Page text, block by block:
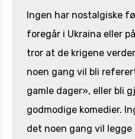
Ingen har nostalgiske
foregår i Ukraina eller
tror at de krigene
noen gang vil bli
gamle dager», eller bli
godmodige komedier.
det noen gang vil legge